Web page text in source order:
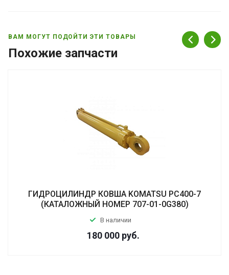
ВАМ МОГУТ ПОДОЙТИ ЭТИ ТОВАРЫ
Похожие запчасти
ГИДРОЦИЛИНДР КОВША KOMATSU PC400-7
(КАТАЛОЖНЫЙ НОМЕР 707-01-0G380)
В наличии
180 000 руб.